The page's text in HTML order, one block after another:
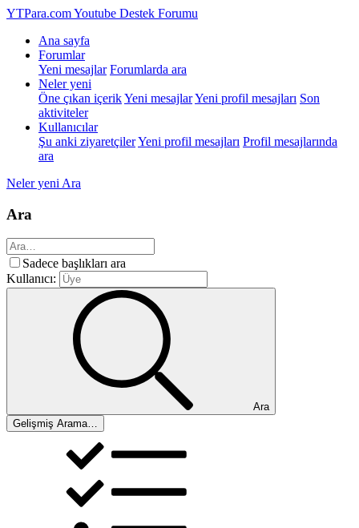
YTPara.comYoutube Destek Forumu
Ana sayfa
Forumlar
Yeni mesajlar Forumlarda ara
Neler yeni
Öne çıkan içerikYeni mesajlarYeni profil mesajları Son
aktiviteler
Kullanıcılar
Şu anki ziyaretçilerYeni profil mesajları Profil mesajlarında
ara
Neler yeni Ara
Ara
Sadece başlıkları ara
Kullanıcı:
Ara
Gelişmiş Arama…